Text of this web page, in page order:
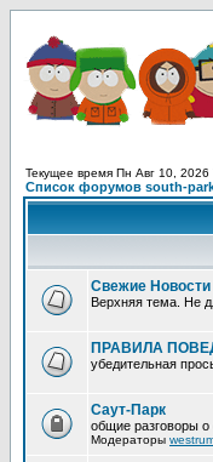
Текущее время Пн Авг 10, 2026
Список форумов south-
Свежие
Верхняя тема. Не
ПРАВИЛА
убедительная
Саут-Парк
общие разговоры
Модераторы